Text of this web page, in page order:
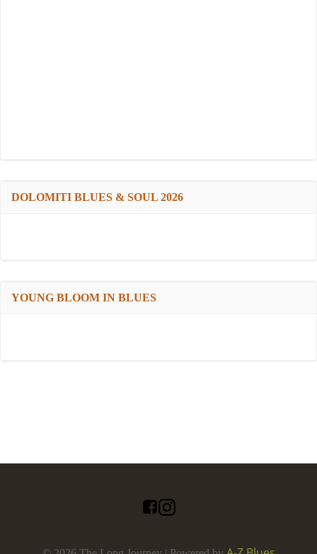
DOLOMITI BLUES & SOUL 2026
YOUNG BLOOM IN BLUES